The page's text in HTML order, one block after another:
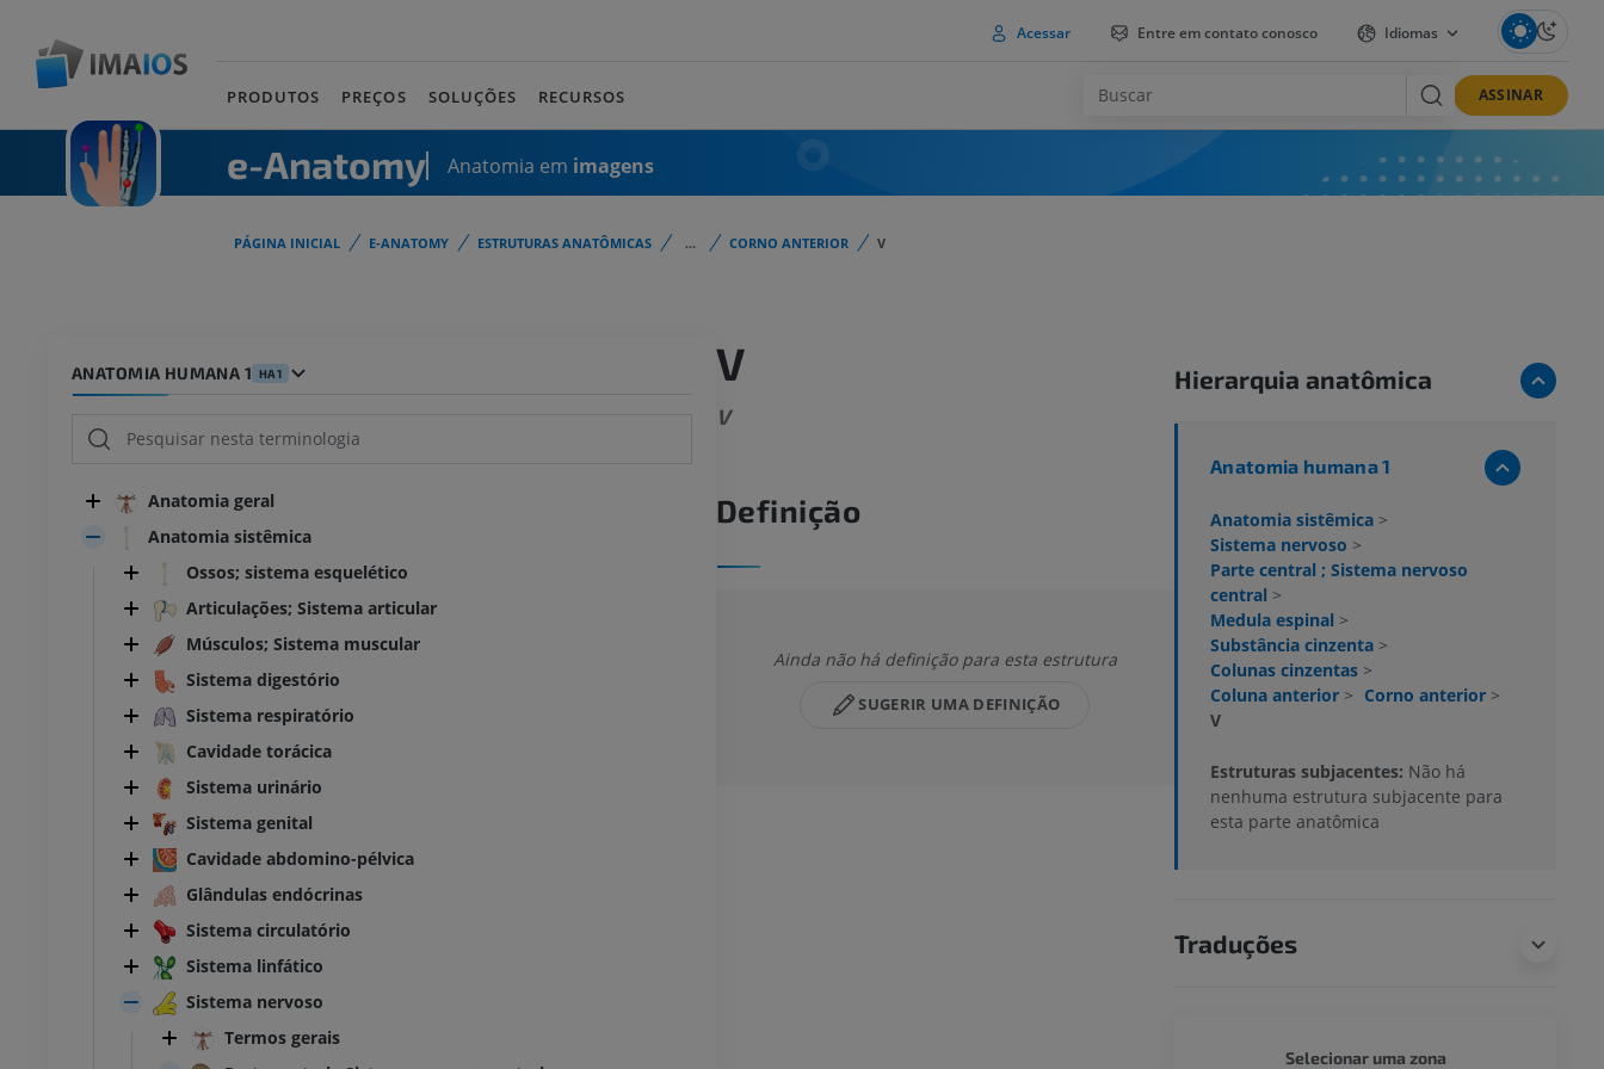
Acessar Entre em contato conosco Idiomas
PRODUTOS PREÇOS SOLUÇÕES RECURSOS ASSINAR
e-Anatomy Anatomia em imagens
PÁGINA INICIAL E-ANATOMY ESTRUTURAS ANATÔMICAS ... CORNO ANTERIOR V
ANATOMIA HUMANA 1 HA1
Anatomia geral
Anatomia sistêmica
Ossos; sistema esquelético
Articulações; Sistema articular
Músculos; Sistema muscular
Sistema digestório
Sistema respiratório
Cavidade torácica
Sistema urinário
Sistema genital
Cavidade abdomino-pélvica
Glândulas endócrinas
Sistema circulatório
Sistema linfático
Sistema nervoso
Termos gerais
V
V
Definição
Ainda não há definição para esta estrutura
SUGERIR UMA DEFINIÇÃO
Hierarquia anatômica
Anatomia humana 1
Anatomia sistêmica >
Sistema nervoso >
Parte central ; Sistema nervoso
central >
Medula espinal >
Substância cinzenta >
Colunas cinzentas >
Coluna anterior > Corno anterior >
V
Estruturas subjacentes: Não há
nenhuma estrutura subjacente para
esta parte anatômica
Traduções
TARSO-PÉ Selecionar uma zona